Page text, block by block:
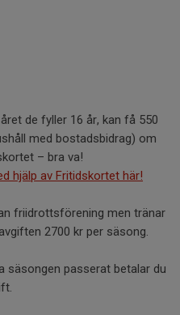
de fyller 16 år, kan få 550
med bostadsbidrag) om
– bra va!
hjälp av Fritidskortet här!
friidrottsförening men tränar
2700 kr per säsong.
säsongen passerat betalar du